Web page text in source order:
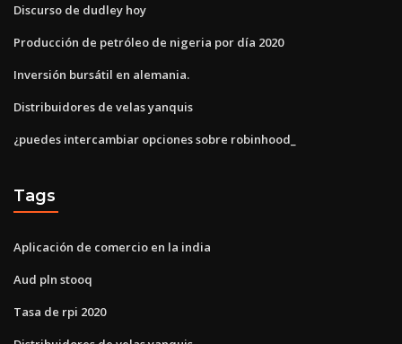
Discurso de dudley hoy
Producción de petróleo de nigeria por día 2020
Inversión bursátil en alemania.
Distribuidores de velas yanquis
¿puedes intercambiar opciones sobre robinhood_
Tags
Aplicación de comercio en la india
Aud pln stooq
Tasa de rpi 2020